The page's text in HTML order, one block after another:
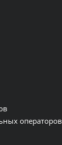
операторов